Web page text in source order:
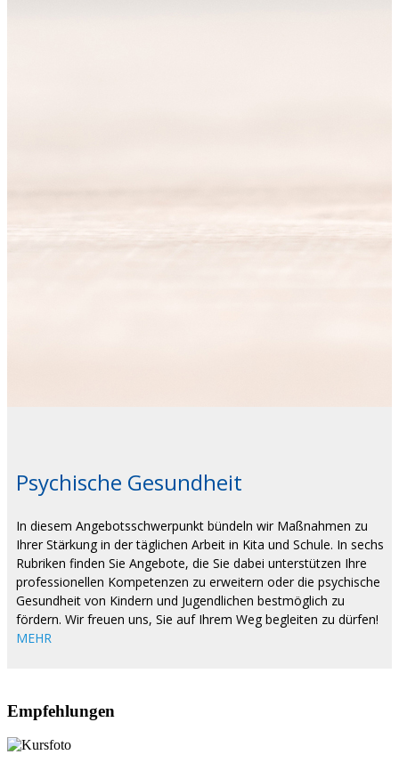
Psychische Gesundheit
In diesem Angebotsschwerpunkt bündeln wir Maßnahmen zu
Ihrer Stärkung in der täglichen Arbeit in Kita und Schule. In sechs
Rubriken finden Sie Angebote, die Sie dabei unterstützen Ihre
professionellen Kompetenzen zu erweitern oder die psychische
Gesundheit von Kindern und Jugendlichen bestmöglich zu
fördern. Wir freuen uns, Sie auf Ihrem Weg begleiten zu dürfen!
MEHR
Empfehlungen